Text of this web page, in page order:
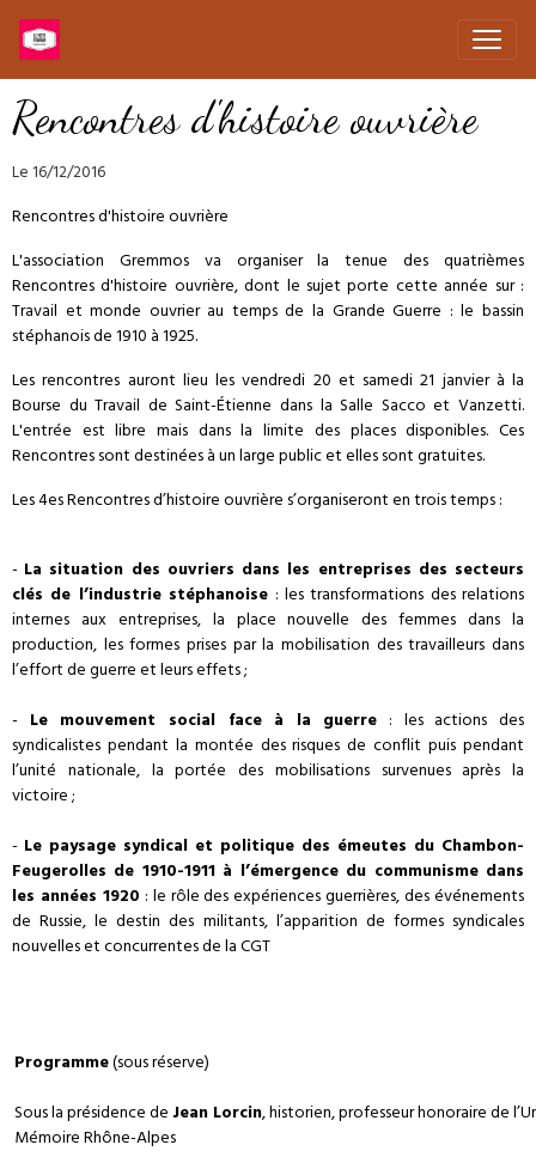
Rencontres d'histoire ouvrière
Le 16/12/2016
Rencontres d'histoire ouvrière
L'association Gremmos va organiser la tenue des quatrièmes
Rencontres d'histoire ouvrière, dont le sujet porte cette année sur :
Travail et monde ouvrier au temps de la Grande Guerre : le bassin
stéphanois de 1910 à 1925.
Les rencontres auront lieu les vendredi 20 et samedi 21 janvier à la
Bourse du Travail de Saint-Étienne dans la Salle Sacco et Vanzetti.
L'entrée est libre mais dans la limite des places disponibles. Ces
Rencontres sont destinées à un large public et elles sont gratuites.
Les 4es Rencontres d’histoire ouvrière s’organiseront en trois temps :
- La situation des ouvriers dans les entreprises des secteurs
clés de l’industrie stéphanoise : les transformations des relations
internes aux entreprises, la place nouvelle des femmes dans la
production, les formes prises par la mobilisation des travailleurs dans
l’effort de guerre et leurs effets ;
- Le mouvement social face à la guerre : les actions des
syndicalistes pendant la montée des risques de conflit puis pendant
l’unité nationale, la portée des mobilisations survenues après la
victoire ;
- Le paysage syndical et politique des émeutes du Chambon-
Feugerolles de 1910-1911 à l’émergence du communisme dans
les années 1920 : le rôle des expériences guerrières, des événements
de Russie, le destin des militants, l’apparition de formes syndicales
nouvelles et concurrentes de la CGT
Programme(sous réserve)
Sous la présidence deJean Lorcin, historien, professeur honoraire de
Mémoire Rhône-Alpes